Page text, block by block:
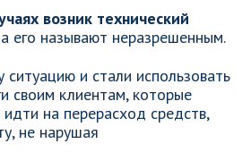
возник технический
его называют неразрешенным.
ситуацию и стали использовать
своим клиентам, которые
на перерасход средств,
не нарушая